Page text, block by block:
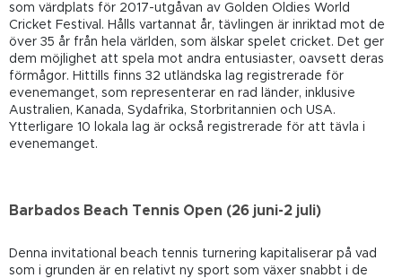
som värdplats för 2017-utgåvan av Golden Oldies World
Cricket Festival. Hålls vartannat år, tävlingen är inriktad mot de
över 35 år från hela världen, som älskar spelet cricket. Det ger
dem möjlighet att spela mot andra entusiaster, oavsett deras
förmågor. Hittills finns 32 utländska lag registrerade för
evenemanget, som representerar en rad länder, inklusive
Australien, Kanada, Sydafrika, Storbritannien och USA.
Ytterligare 10 lokala lag är också registrerade för att tävla i
evenemanget.
Barbados Beach Tennis Open (26 juni-2 juli)
Denna invitational beach tennis turnering kapitaliserar på vad
som i grunden är en relativt ny sport som växer snabbt i de